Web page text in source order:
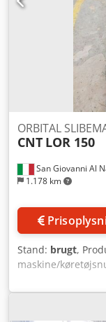
San Giovanni Al
1.178 km
ORBITAL
CNT LOR 150
Stand: brugt,
maskine/
MODEL LOR 150
Csdpjwvimfjfx
diameter: 10-45